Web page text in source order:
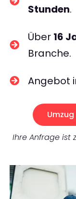
Stunden.
Über 16
Branche.
Angebot
Ihre Anfrage ist